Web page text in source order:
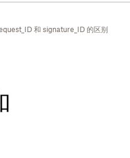
和 signature_ID 的区别